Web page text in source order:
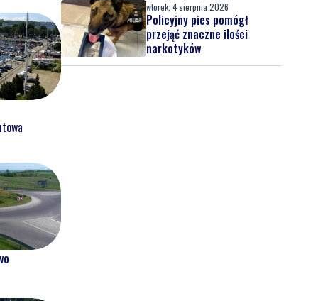
wtorek, 4 sierpnia 2026
Policyjny pies pomógł
przejąć znaczne ilości
narkotyków